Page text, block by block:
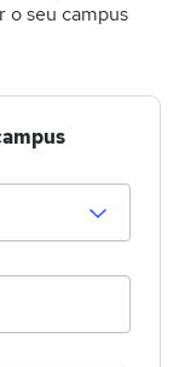
o seu campus